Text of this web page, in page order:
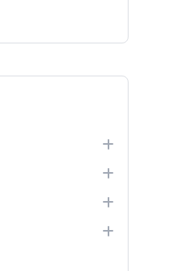
del
nei principali
collettive nel